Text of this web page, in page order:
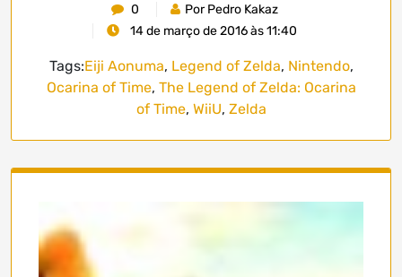
0
Por Pedro Kakaz
14 de março de 2016 às 11:40
Tags:Eiji Aonuma, Legend of Zelda, Nintendo,
Ocarina of Time, The Legend of Zelda: Ocarina
of Time, WiiU, Zelda